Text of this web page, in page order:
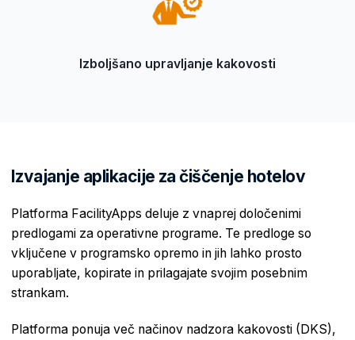
Izboljšano upravljanje kakovosti
Izvajanje aplikacije za čiščenje hotelov
Platforma FacilityApps deluje z vnaprej določenimi
predlogami za operativne programe. Te predloge so
vključene v programsko opremo in jih lahko prosto
uporabljate, kopirate in prilagajate svojim posebnim
strankam.
Platforma ponuja več načinov nadzora kakovosti (DKS),